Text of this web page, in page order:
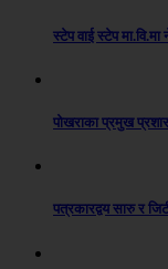
स्टेप वाई स्टेप मा.वि.मा
पोखराका प्रमुख
पत्रकारद्वय सारु र